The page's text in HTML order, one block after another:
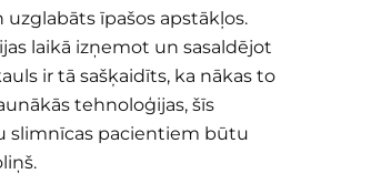
īpašos apstākļos.
laikā izņemot un sasaldējot
ir tā sašķaidīts, ka nākas to
tehnoloģijas, šīs
slimnīcas pacientiem būtu